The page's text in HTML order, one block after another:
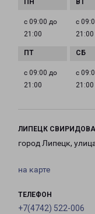
с 09:00 до
21:00
с
21:00
с 09:00 до
21:00
с
21:00
ЛИПЕЦК СВИРИДОВА
город Липецк,
на карте
ТЕЛЕФОН
+7(4742) 522-006